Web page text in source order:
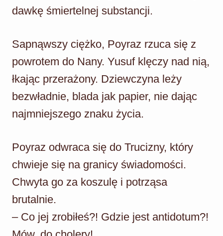
dawkę śmiertelnej substancji.
Sapnąwszy ciężko, Poyraz rzuca się z
powrotem do Nany. Yusuf klęczy nad nią,
łkając przerażony. Dziewczyna leży
bezwładnie, blada jak papier, nie dając
najmniejszego znaku życia.
Poyraz odwraca się do Trucizny, który
chwieje się na granicy świadomości.
Chwyta go za koszulę i potrząsa
brutalnie.
– Co jej zrobiłeś?! Gdzie jest antidotum?!